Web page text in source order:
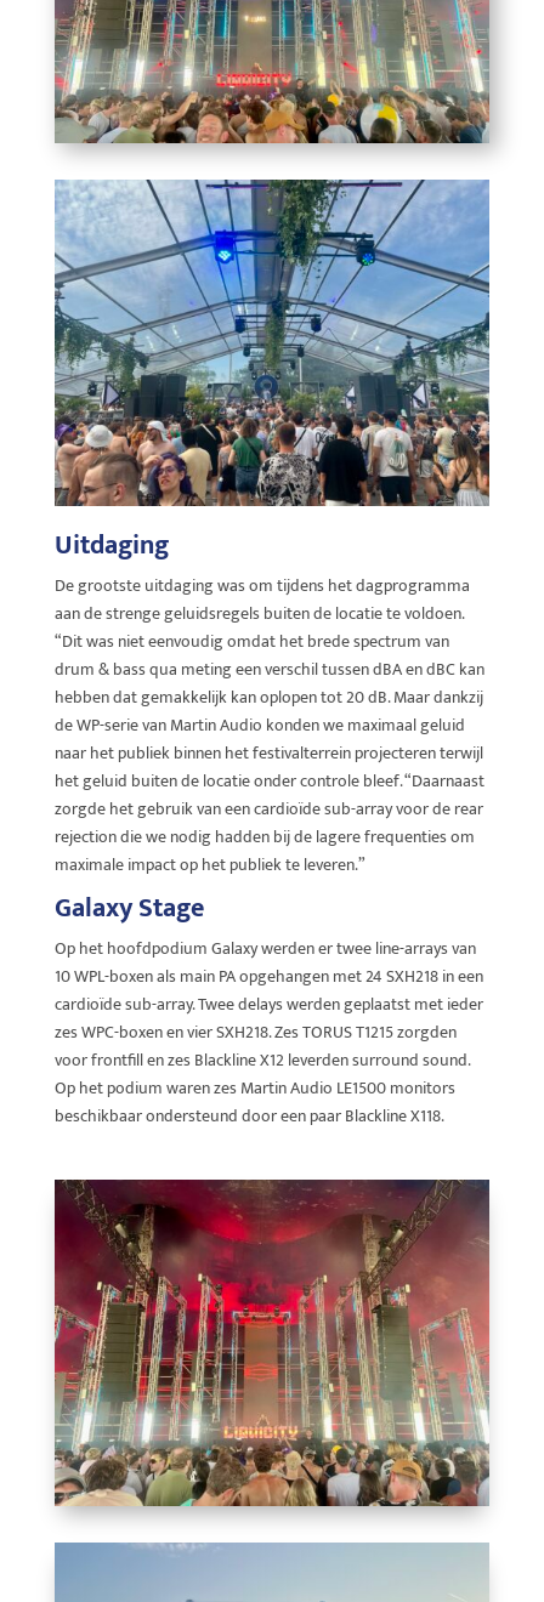
Uitdaging
De grootste uitdaging was om tijdens het dagprogramma
aan de strenge geluidsregels buiten de locatie te voldoen.
“Dit was niet eenvoudig omdat het brede spectrum van
drum & bass qua meting een verschil tussen dBA en dBC kan
hebben dat gemakkelijk kan oplopen tot 20 dB. Maar dankzij
de WP-serie van Martin Audio konden we maximaal geluid
naar het publiek binnen het festivalterrein projecteren terwijl
het geluid buiten de locatie onder controle bleef. “Daarnaast
zorgde het gebruik van een cardioïde sub-array voor de rear
rejection die we nodig hadden bij de lagere frequenties om
maximale impact op het publiek te leveren.”
Galaxy Stage
Op het hoofdpodium Galaxy werden er twee line-arrays van
10 WPL-boxen als main PA opgehangen met 24 SXH218 in een
cardioïde sub-array. Twee delays werden geplaatst met ieder
zes WPC-boxen en vier SXH218. Zes TORUS T1215 zorgden
voor frontfill en zes Blackline X12 leverden surround sound.
Op het podium waren zes Martin Audio LE1500 monitors
beschikbaar ondersteund door een paar Blackline X118.